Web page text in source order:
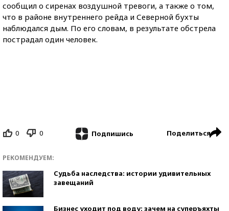
сообщил о сиренах воздушной тревоги, а также о том,
что в районе внутреннего рейда и Северной бухты
наблюдался дым. По его словам, в результате обстрела
пострадал один человек.
0 0 Подпишись Поделиться
РЕКОМЕНДУЕМ:
Судьба наследства: истории удивительных
завещаний
Бизнес уходит под воду: зачем на суперъяхты